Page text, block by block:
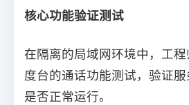
核心功能验证测试
在隔离的局域网环境中，工
度台的通话功能测试，验证
是否正常运行。